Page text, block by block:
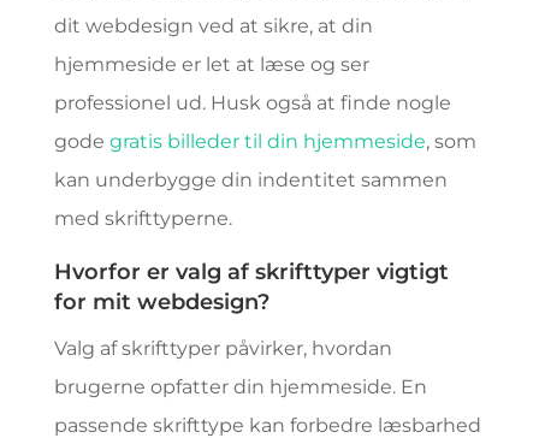
dit webdesign ved at sikre, at din
hjemmeside er let at læse og ser
professionel ud. Husk også at finde nogle
gode gratis billeder til din hjemmeside, som
kan underbygge din indentitet sammen
med skrifttyperne.
Hvorfor er valg af skrifttyper vigtigt
for mit webdesign?
Valg af skrifttyper påvirker, hvordan
brugerne opfatter din hjemmeside. En
passende skrifttype kan forbedre læsbarhed